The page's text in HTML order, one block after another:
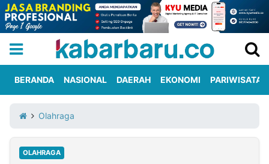
Iklan
Berita
Kami
BERANDA NASIONAL DAERAH EKONOMI PARIWISATA
Olahraga
OLAHRAGA